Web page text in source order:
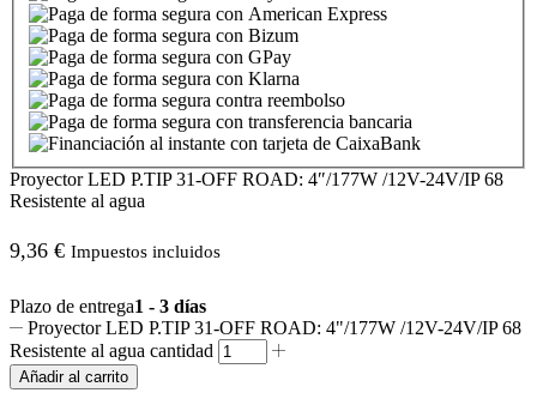
Proyector LED P.TIP 31-OFF ROAD: 4″/177W /12V-24V/IP 68
Resistente al agua
9,36 € Impuestos incluidos
Plazo de entrega1 - 3 días
Proyector LED P.TIP 31-OFF ROAD: 4"/177W /12V-24V/IP 68
Resistente al agua cantidad
Añadir al carrito